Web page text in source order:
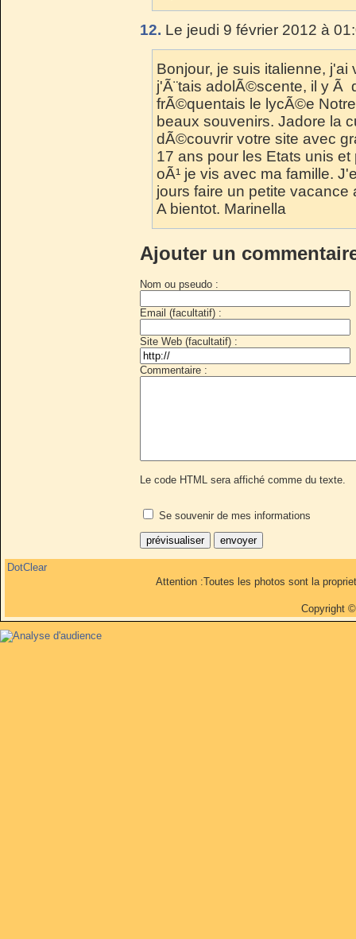
12. Le jeudi 9 février 2012 à
Bonjour, je suis italienne,
j'Ã¨tais adolÃ©scente, il y Ã
frÃ©quentais le lycÃ©e
beaux souvenirs. Jadore la
dÃ©couvrir votre site avec
17 ans pour les Etats unis
oÃ¹ je vis avec ma famille.
jours faire un petite
A bientot. Marinella
Ajouter un
Nom ou pseudo :
Email (facultatif) :
Site Web (facultatif) :
Commentaire :
Le code HTML sera affiché comme du texte.
Se souvenir de mes informations
DotClear
Attention :Toutes les photos sont la
Copyright